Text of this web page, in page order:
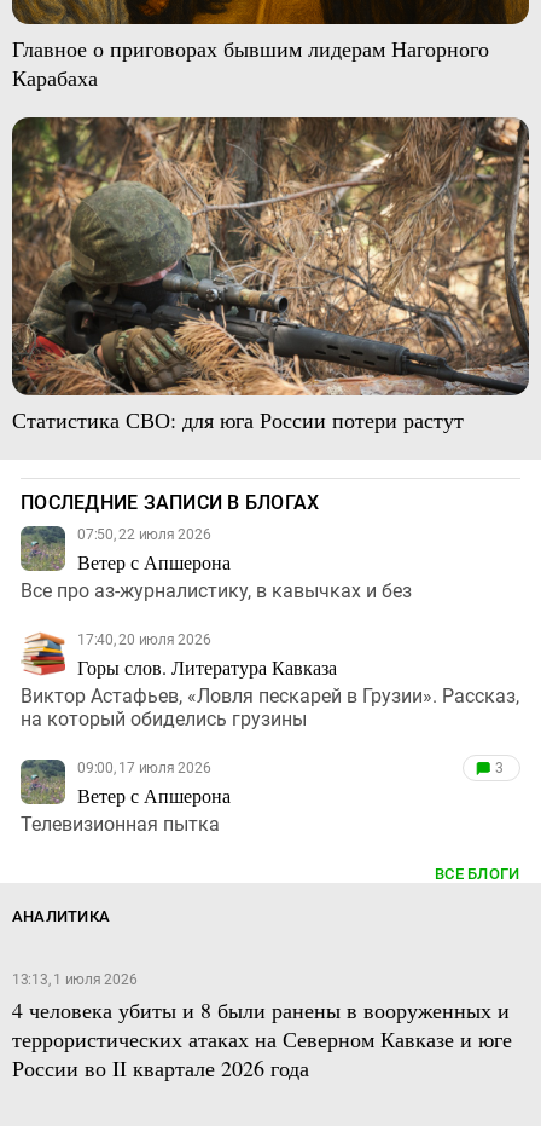
Главное о приговорах бывшим лидерам Нагорного
Карабаха
Статистика СВО: для юга России потери растут
ПОСЛЕДНИЕ ЗАПИСИ В БЛОГАХ
07:50, 22 июля 2026
Ветер с Апшерона
Все про аз-журналистику, в кавычках и без
17:40, 20 июля 2026
Горы слов. Литература Кавказа
Виктор Астафьев, «Ловля пескарей в Грузии». Рассказ,
на который обиделись грузины
09:00, 17 июля 2026
Ветер с Апшерона
3
Телевизионная пытка
ВСЕ БЛОГИ
АНАЛИТИКА
13:13, 1 июля 2026
4 человека убиты и 8 были ранены в вооруженных и
террористических атаках на Северном Кавказе и юге
России во II квартале 2026 года